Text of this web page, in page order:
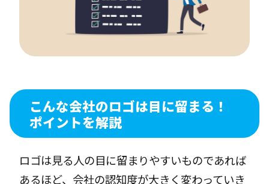
こんな会社のロゴは目に留まる！
ポイントを解説
ロゴは見る人の目に留まりやすいものであれば
あるほど、会社の認知度が大きく変わっていき